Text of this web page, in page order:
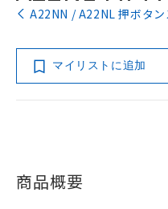
A22NN / A22NL 押ボタ
マイリストに追加
商品概要